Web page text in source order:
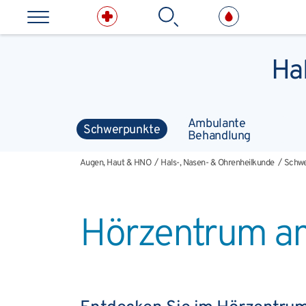
Direkt zum Inhalt springen
Schwerpunkte Ambulante
Behandlung
Kliniken & medizinische
Augen, Haut & HNO Hals-, Nasen- & Ohrenheilkunde
Augen, Haut & HNO Hals-, Nasen- & Ohrenheilkunde
Hörzentrum